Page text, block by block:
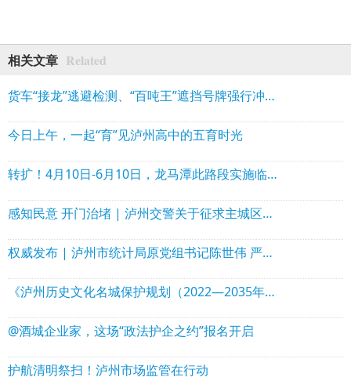
相关文章 Related
货车“接龙”逃避检测、“百吨王”遮挡号牌强行冲关……泸州曝光一批典型案例
今日上午，一起“育”见泸州高中的五育时光
转扩！4月10日-6月10日，龙马潭此路段实施临时交通管制
感知民意 开门治堵 | 泸州交警关于征求主城区高峰时段交通拥堵治理措施意见的公告
权威发布 | 泸州市统计局原党组书记陈世伟 严重违纪违法被开除党籍和公职
《泸州历史文化名城保护规划（2022—2035年）》完成住房城乡建设部专家评审
@酒城企业家，这场“政法护企之约”报名开启
护航清明祭扫！泸州市场监管在行动